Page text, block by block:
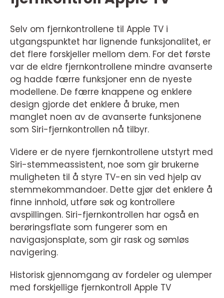
Selv om fjernkontrollene til Apple TV i
utgangspunktet har lignende funksjonalitet, er
det flere forskjeller mellom dem. For det første
var de eldre fjernkontrollene mindre avanserte
og hadde færre funksjoner enn de nyeste
modellene. De færre knappene og enklere
design gjorde det enklere å bruke, men
manglet noen av de avanserte funksjonene
som Siri-fjernkontrollen nå tilbyr.
Videre er de nyere fjernkontrollene utstyrt med
Siri-stemmeassistent, noe som gir brukerne
muligheten til å styre TV-en sin ved hjelp av
stemmekommandoer. Dette gjør det enklere å
finne innhold, utføre søk og kontrollere
avspillingen. Siri-fjernkontrollen har også en
berøringsflate som fungerer som en
navigasjonsplate, som gir rask og sømløs
navigering.
Historisk gjennomgang av fordeler og ulemper
med forskjellige fjernkontroll Apple TV